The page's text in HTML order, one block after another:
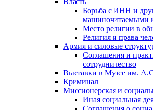
Власть
Борьба с ИНН и
машиночитаемыми
Место религии в
Религия и права
Армия и силовые
Соглашения и
сотрудничество
Выставки в Музее им.
Криминал
Миссионерская и
Иная социальная
Соглашения о